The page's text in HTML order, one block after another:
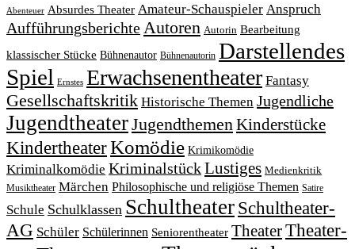
Abenteuer Absurdes Theater Amateur-Schauspieler Anspruch
Aufführungsberichte Autoren Autorin Bearbeitung
klassischer Stücke Bühnenautor Bühnenautorin Darstellendes
Spiel Ernstes Erwachsenentheater Fantasy
Gesellschaftskritik Historische Themen Jugendliche
JugendtheaterJugendthemen Kinderstücke
KindertheaterKomödie Krimikomödie
Kriminalkomödie KriminalstückLustiges Medienkritik
Musiktheater Märchen Philosophische und religiöse Themen Satire
Schule Schulklassen Schultheater Schultheater-
AG Schüler Schülerinnen Seniorentheater TheaterTheater-